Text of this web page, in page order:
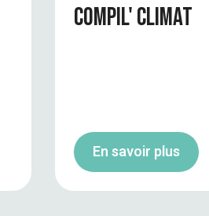
Compil' Climat
En savoir plus